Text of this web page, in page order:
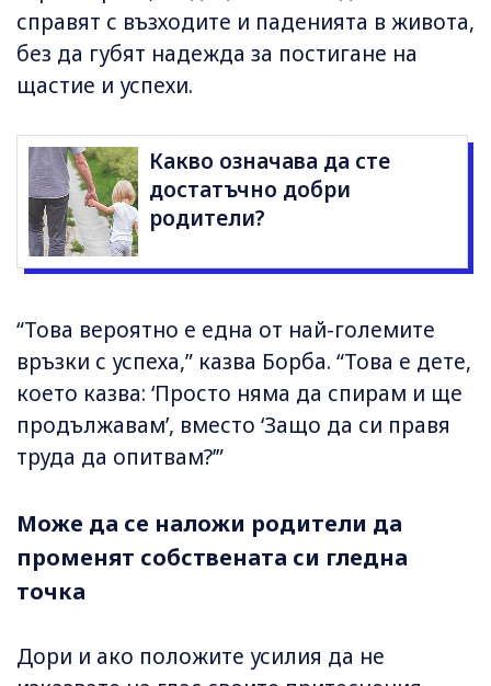
справят с възходите и паденията в живота,
без да губят надежда за постигане на
щастие и успехи.
Какво означава да сте
достатъчно добри
родители?
“Това вероятно е една от най-големите
връзки с успеха,” казва Борба. “Това е дете,
което казва: ‘Просто няма да спирам и ще
продължавам’, вместо ‘Защо да си правя
труда да опитвам?’”
Може да се наложи родители да
променят собствената си гледна
точка
Дори и ако положите усилия да не